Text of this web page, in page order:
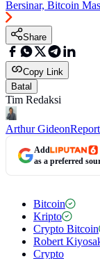
Bersinar, Bitcoin
Share
Copy Link
Batal
Tim Redaksi
Arthur Gideon
Add
as a preferred
Bitcoin
Kripto
Crypto Bitcoin
Robert
Crypto